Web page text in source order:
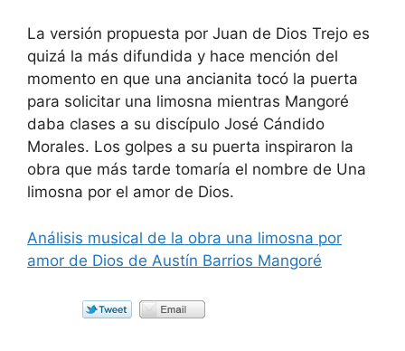
La versión propuesta por Juan de Dios Trejo es
quizá la más difundida y hace mención del
momento en que una ancianita tocó la puerta
para solicitar una limosna mientras Mangoré
daba clases a su discípulo José Cándido
Morales. Los golpes a su puerta inspiraron la
obra que más tarde tomaría el nombre de Una
limosna por el amor de Dios.
Análisis musical de la obra una limosna por
amor de Dios de Austín Barrios Mangoré